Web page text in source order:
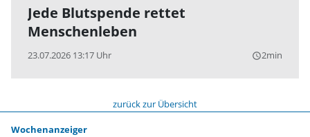
Jede Blutspende rettet
Menschenleben
23.07.2026 13:17 Uhr query_builder2min
zurück zur Übersicht
Wochenanzeiger